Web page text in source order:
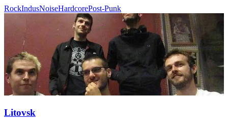
RockIndusNoiseHardcorePost-Punk
Litovsk